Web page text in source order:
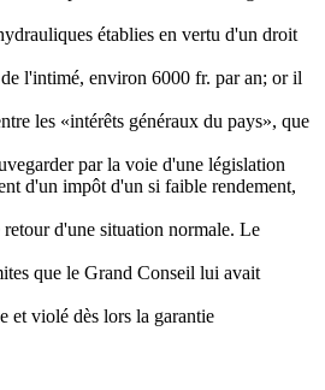
établies en vertu d'un droit
l'intimé, environ 6000 fr. par an; or il
les «intérêts généraux du pays», que
par la voie d'une législation
d'un impôt d'un si faible rendement,
retour d'une situation normale. Le
que le Grand Conseil lui avait
et violé dès lors la garantie